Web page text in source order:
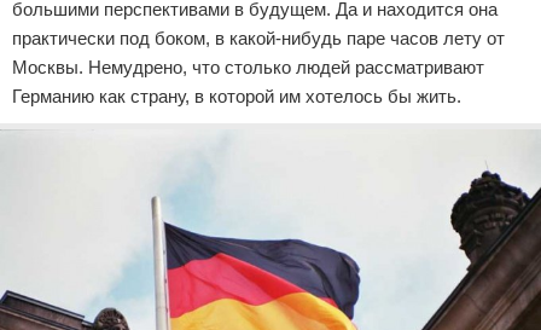
большими перспективами в будущем. Да и находится она
практически под боком, в какой-нибудь паре часов лету от
Москвы. Немудрено, что столько людей рассматривают
Германию как страну, в которой им хотелось бы жить.